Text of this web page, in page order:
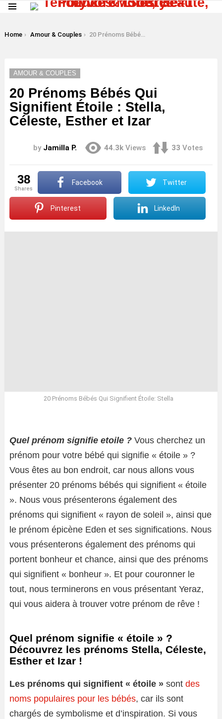
You are here:
Home Amour & Couples 20 Prénoms Bébés Qui Signifient Étoile : Stella, Céleste, Esther et Izar
AMOUR & COUPLES
20 Prénoms Bébés Qui
Signifient Étoile : Stella,
Céleste, Esther et Izar
by Jamilla P. 44.3k Views 33 Votes
38
shares
Facebook Twitter
Pinterest LinkedIn
20 Prénoms Bébés Qui Signifient Étoile: Stella
Quel prénom signifie etoile ? Vous cherchez un
prénom pour votre bébé qui signifie « étoile » ?
Vous êtes au bon endroit, car nous allons vous
présenter 20 prénoms bébés qui signifient « étoile
». Nous vous présenterons également des
prénoms qui signifient « rayon de soleil », ainsi que
le prénom épicène Eden et ses significations. Nous
vous présenterons également des prénoms qui
portent bonheur et chance, ainsi que des prénoms
qui signifient « bonheur ». Et pour couronner le
tout, nous terminerons en vous présentant Yeraz,
qui vous aidera à trouver votre prénom de rêve !
Quel prénom signifie « étoile » ?
Découvrez les prénoms Stella, Céleste,
Esther et Izar !
Les prénoms qui signifient « étoile » sont des
noms populaires pour les bébés, car ils sont
chargés de symbolisme et d’inspiration. Si vous